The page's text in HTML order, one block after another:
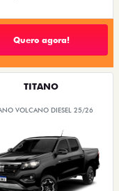
Quero agora!
TITANO
VOLCANO DIESEL 25/26